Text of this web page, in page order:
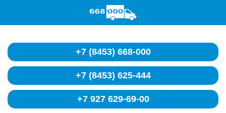
Служба доставки воды
+7 (8453) 668-000
+7 (8453) 625-444
+7 927 629-69-00